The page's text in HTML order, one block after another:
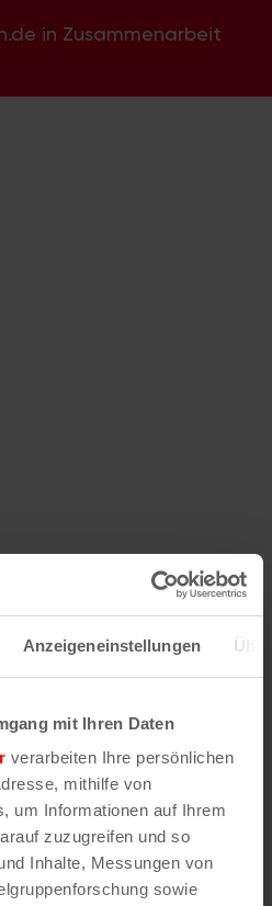
Anzeigeneinstellungen
mit Ihren Daten
verarbeiten Ihre persönlichen
mithilfe von
um Informationen auf Ihrem
zuzugreifen und so
Inhalte, Messungen von
sowie
in Zusammenarbeit